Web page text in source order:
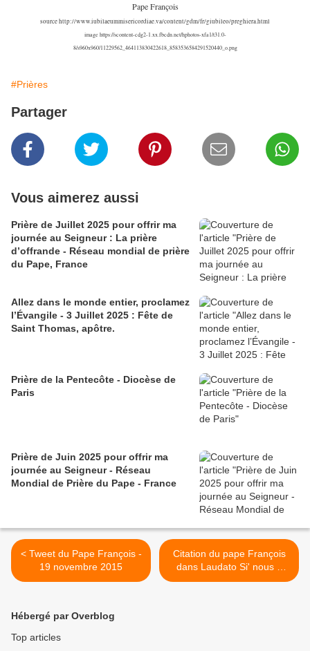
Pape François
sourcehttp://www.iubilaeummisericordiae.va/content/gdm/fr/giubileo/preghiera.html
image https://scontent-cdg2-1.xx.fbcdn.net/hphotos-xfa1/t31.0-
8/s960x960/11229562_464113830422618_8583536584291520440_o.png
#Prières
Partager
Vous aimerez aussi
Prière de Juillet 2025 pour offrir ma
journée au Seigneur : La prière
d’offrande - Réseau mondial de prière
du Pape, France
Allez dans le monde entier, proclamez
l’Évangile - 3 Juillet 2025 : Fête de
Saint Thomas, apôtre.
Prière de la Pentecôte - Diocèse de
Paris
Prière de Juin 2025 pour offrir ma
journée au Seigneur - Réseau
Mondial de Prière du Pape - France
< Tweet du Pape François -
19 novembre 2015
Citation du pape François
dans Laudato Si' nous a
touché - 25 nov 2015 >
Hébergé par Overblog
Top articles